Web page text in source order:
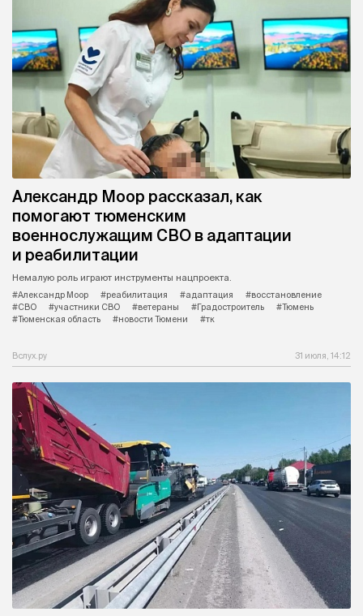
Александр Моор рассказал, как
помогают тюменским
военнослужащим СВО в адаптации
и реабилитации
Немалую роль играют инструменты нацпроекта.
#Александр Моор
#реабилитация #адаптация
#восстановление
#СВО
#участники СВО #ветераны #Градостроитель
#Тюмень
#Тюменская область
#новости Тюмени #тк
Вслух.ру 31 июля, 14:12